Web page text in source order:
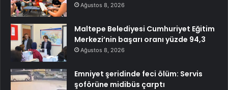
Ağustos 8, 2026
Maltepe Belediyesi Cumhuriyet Eğitim
Merkezi’nin başarı oranı yüzde 94,3
Ağustos 8, 2026
Emniyet şeridinde feci ölüm: Servis
şoförüne midibüs çarptı